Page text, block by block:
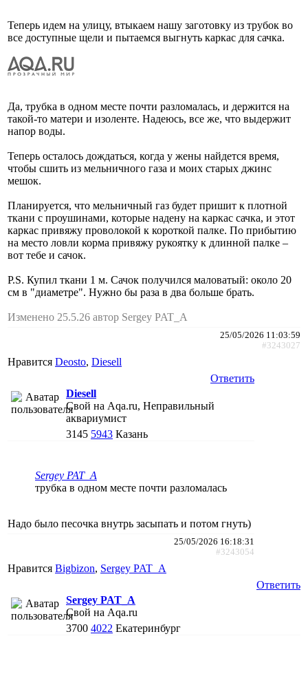
Теперь идем на улицу, втыкаем нашу заготовку из трубок во
все доступные щели и пытаемся выгнуть каркас для сачка.
Да, трубка в одном месте почти разломалась, и держится на
такой-то матери и изоленте. Надеюсь, все же, что выдержит
напор воды.
Теперь осталось дождаться, когда у жены найдется время,
чтобы сшить из мельничного газа и моих старых джинс
мешок.
Планируется, что мельничный газ будет пришит к плотной
ткани с проушинами, которые надену на каркас сачка, и этот
каркас привяжу проволокой к короткой палке. По прибытию
на место ловли корма привяжу рукоятку к длинной палке –
вот тебе и сачок.
P.S. Купил ткани 1 м. Сачок получился маловатый: около 20
см в "диаметре". Нужно бы раза в два больше брать.
Изменено 25.5.26 автор Sergey PAT_A
25/05/2026 11:03:59
#3243027
Нравится Deosto, Diesell
Ответить
Diesell
Свой на Aqa.ru, Неправильный
аквариумист
3145 5943 Казань
Sergey PAT_A
трубка в одном месте почти разломалась
Надо было песочка внутрь засыпать и потом гнуть)
25/05/2026 16:18:31
#3243054
Нравится Bigbizon, Sergey PAT_A
Ответить
Sergey PAT_A
Свой на Aqa.ru
3700 4022 Екатеринбург